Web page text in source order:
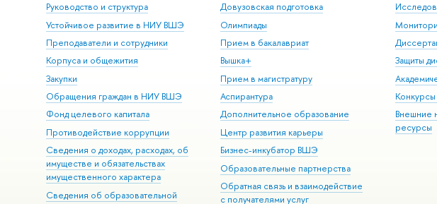
Руководство и структура
Устойчивое развитие в НИУ ВШЭ
Преподаватели и сотрудники
Корпуса и общежития
Закупки
Обращения граждан в НИУ ВШЭ
Фонд целевого капитала
Противодействие коррупции
Сведения о доходах, расходах, об
имуществе и обязательствах
имущественного характера
Сведения об образовательной
Довузовская подготовка
Олимпиады
Прием в бакалавриат
Вышка+
Прием в магистратуру
Аспирантура
Дополнительное образование
Центр развития карьеры
Бизнес-инкубатор ВШЭ
Образовательные партнерства
Обратная связь и взаимодействие
с получателями услуг
Защиты
Конкурсы
Внешние
ресурсы